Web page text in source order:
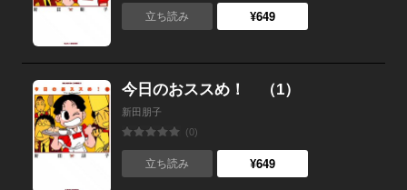
立ち読み ¥649
今日のおススめ！ （1）
新田朋子
(0)
立ち読み ¥649